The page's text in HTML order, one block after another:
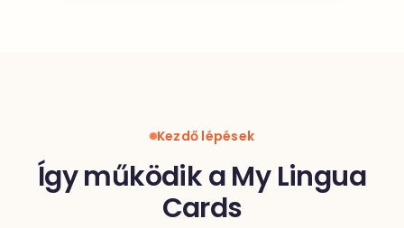
Kezdő lépések
Így működik a My Lingua
Cards